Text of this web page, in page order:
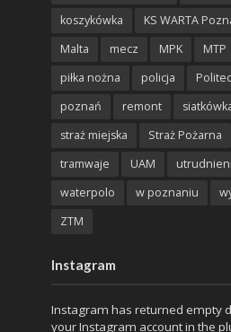
koszykówka
KS WARTA
Malta
mecz MPK MTP
piłka nożna
policja
poznań
remont
straż miejska
Straż Pożarna
tramwaje
UAM
waterpolo
w poznaniu
ZTM
Instagram
Instagram has returned empty
your Instagram account in the